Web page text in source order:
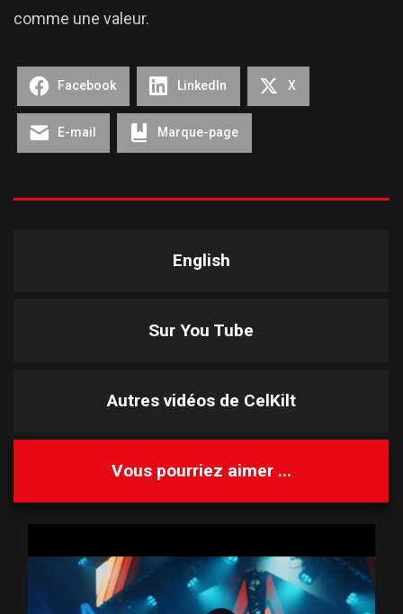
comme une valeur.
Facebook LinkedIn X
E-mail Marque-page
English
Sur You Tube
Autres vidéos de CelKilt
Vous pourriez aimer ...